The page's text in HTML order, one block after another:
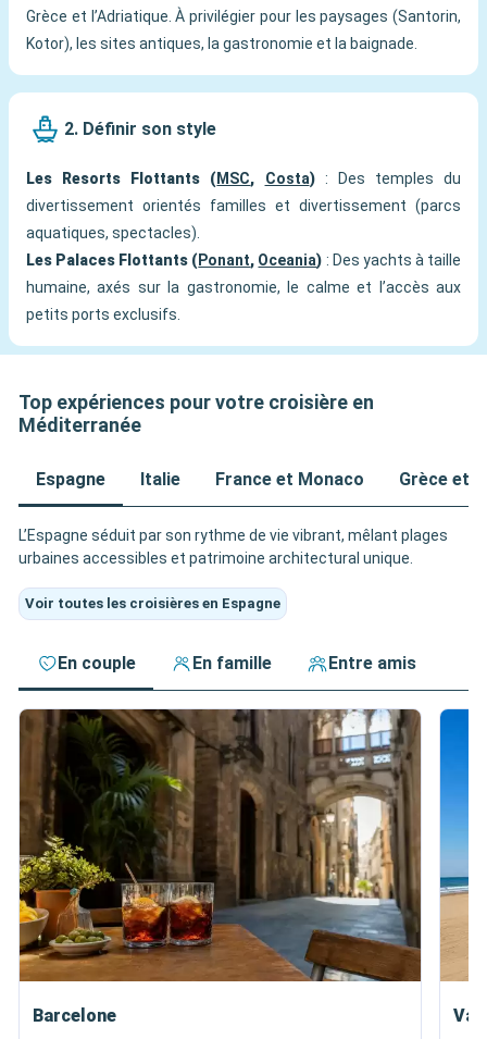
Grèce et l’Adriatique. À privilégier pour les paysages (Santorin,
Kotor), les sites antiques, la gastronomie et la baignade.
2. Définir son style
Les Resorts Flottants (MSC, Costa): Des temples du
divertissement orientés familles et divertissement (parcs
aquatiques, spectacles).
Les Palaces Flottants (Ponant, Oceania) : Des yachts à taille
humaine, axés sur la gastronomie, le calme et l’accès aux
petits ports exclusifs.
Top expériences pour votre croisière en
Méditerranée
Espagne Italie France et Monaco Grèce et
L’Espagne séduit par son rythme de vie vibrant, mêlant plages
urbaines accessibles et patrimoine architectural unique.
Voir toutes les croisières en Espagne
En couple En famille Entre amis
Barcelone